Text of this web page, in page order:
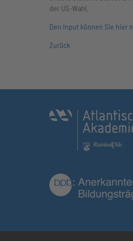
der US-Wahl.
Den Input können Sie hier
Zurück